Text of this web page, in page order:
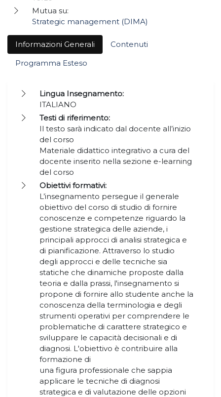
Informazioni Generali
Contenuti
Programma Esteso
Lingua Insegnamento:
ITALIANO
Testi di riferimento:
Il testo sarà indicato dal docente all’inizio
del corso
Materiale didattico integrativo a cura del
docente inserito nella sezione e-learning
del corso
Obiettivi formativi:
L’insegnamento persegue il generale
obiettivo del corso di studio di fornire
conoscenze e competenze riguardo la
gestione strategica delle aziende, i
principali approcci di analisi strategica e
di pianificazione. Attraverso lo studio
degli approcci e delle tecniche sia
statiche che dinamiche proposte dalla
teoria e dalla prassi, l'insegnamento si
propone di fornire allo studente anche la
conoscenza della terminologia e degli
strumenti operativi per comprendere le
problematiche di carattere strategico e
sviluppare le capacità decisionali e di
diagnosi. L'obiettivo è contribuire alla
formazione di
una figura professionale che sappia
applicare le tecniche di diagnosi
strategica e di valutazione delle opzioni
Mutua su:
Strategic management (DIMA)